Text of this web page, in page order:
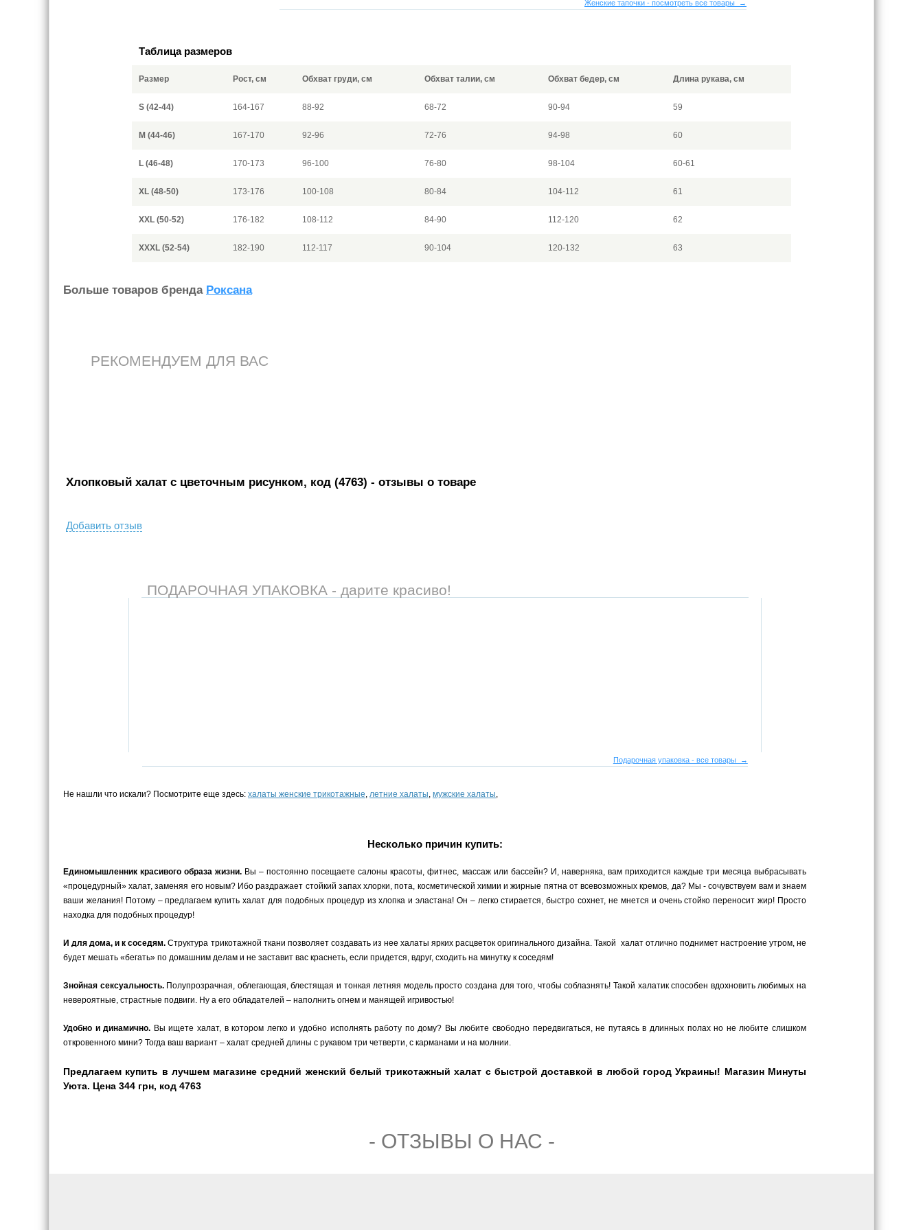
Женские тапочки - посмотреть все товары →
Таблица размеров
Размер Рост, см Обхват груди, см Обхват талии, см Обхват бедер, см Длина рукава, см
S (42-44) 164-167 88-92 68-72 90-94 59
M (44-46) 167-170 92-96 72-76 94-98 60
L (46-48) 170-173 96-100 76-80 98-104 60-61
XL (48-50) 173-176 100-108 80-84 104-112 61
XXL (50-52) 176-182 108-112 84-90 112-120 62
XXXL (52-54) 182-190 112-117 90-104 120-132 63
Больше товаров бренда Роксана
РЕКОМЕНДУЕМ ДЛЯ ВАС
Хлопковый халат с цветочным рисунком, код (4763) - отзывы о товаре
Добавить отзыв
ПОДАРОЧНАЯ УПАКОВКА - дарите красиво!
Подарочная упаковка - все товары →
Не нашли что искали? Посмотрите еще здесь: халаты женские трикотажные, летние халаты, мужские халаты,
Несколько причин купить:
Единомышленник красивого образа жизни. Вы – постоянно посещаете салоны красоты, фитнес, массаж или бассейн? И, наверняка, вам приходится каждые три месяца выбрасывать
«процедурный» халат, заменяя его новым? Ибо раздражает стойкий запах хлорки, пота, косметической химии и жирные пятна от всевозможных кремов, да? Мы - сочувствуем вам и знаем
ваши желания! Потому – предлагаем купить халат для подобных процедур из хлопка и эластана! Он – легко стирается, быстро сохнет, не мнется и очень стойко переносит жир! Просто
находка для подобных процедур!
И для дома, и к соседям. Структура трикотажной ткани позволяет создавать из нее халаты ярких расцветок оригинального дизайна. Такой халат отлично поднимет настроение утром, не
будет мешать «бегать» по домашним делам и не заставит вас краснеть, если придется, вдруг, сходить на минутку к соседям!
Знойная сексуальность.Полупрозрачная, облегающая, блестящая и тонкая летняя модель просто создана для того, чтобы соблазнять! Такой халатик способен вдохновить любимых на
невероятные, страстные подвиги. Ну а его обладателей – наполнить огнем и манящей игривостью!
Удобно и динамично. Вы ищете халат, в котором легко и удобно исполнять работу по дому? Вы любите свободно передвигаться, не путаясь в длинных полах но не любите слишком
откровенного мини? Тогда ваш вариант – халат средней длины с рукавом три четверти, с карманами и на молнии.
Предлагаем купить в лучшем магазине средний женский белый трикотажный халат с быстрой доставкой в любой город Украины! Магазин Минуты
Уюта. Цена 344 грн, код 4763
- ОТЗЫВЫ О НАС -